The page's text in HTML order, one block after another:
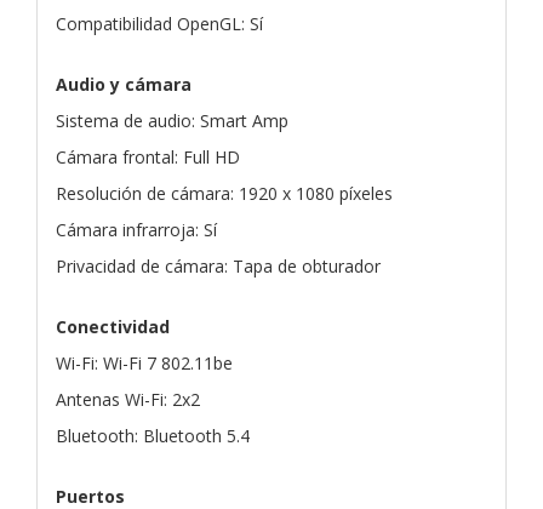
Compatibilidad OpenGL: Sí
Audio y cámara
Sistema de audio: Smart Amp
Cámara frontal: Full HD
Resolución de cámara: 1920 x 1080 píxeles
Cámara infrarroja: Sí
Privacidad de cámara: Tapa de obturador
Conectividad
Wi-Fi: Wi-Fi 7 802.11be
Antenas Wi-Fi: 2x2
Bluetooth: Bluetooth 5.4
Puertos